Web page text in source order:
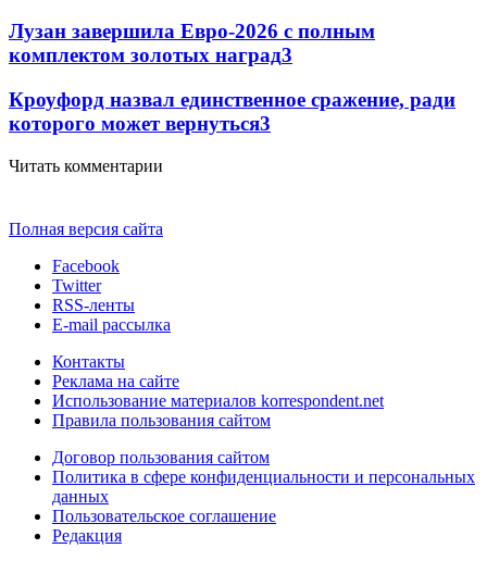
Лузан завершила Евро-2026 с полным
комплектом золотых наград3
Кроуфорд назвал единственное сражение, ради
которого может вернуться3
Читать комментарии
Полная версия сайта
Facebook
Twitter
RSS-ленты
E-mail рассылка
Контакты
Реклама на сайте
Использование материалов korrespondent.net
Правила пользования сайтом
Договор пользования сайтом
Политика в сфере конфиденциальности и персональных
данных
Пользовательское соглашение
Редакция